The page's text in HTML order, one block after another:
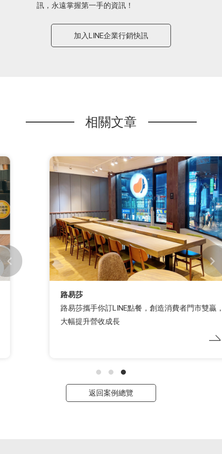
訊，永遠掌握第一手的資訊！
加入LINE企業行銷快訊
相關文章
路易莎攜手你訂LINE點餐，創造消費者門市雙贏，
大幅提升營收成長
返回案例總覽